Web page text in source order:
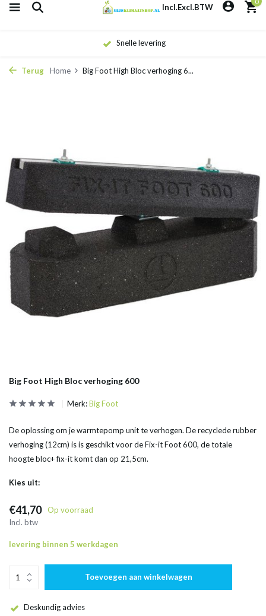
Incl.Excl.BTW
Snelle levering
Terug Home Big Foot High Bloc verhoging 6...
Big Foot High Bloc verhoging 600
Merk:Big Foot
De oplossing om je warmtepomp unit te verhogen. De recyclede rubber
verhoging (12cm) is is geschikt voor de Fix-it Foot 600, de totale
hoogte bloc+ fix-it komt dan op 21,5cm.
Kies uit:
€41,70
Op voorraad
Incl. btw
levering binnen 5 werkdagen
Toevoegen aan winkelwagen
Deskundig advies